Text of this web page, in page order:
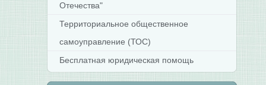
Отечества"
Территориальное общественное
самоуправление (ТОС)
Бесплатная юридическая помощь